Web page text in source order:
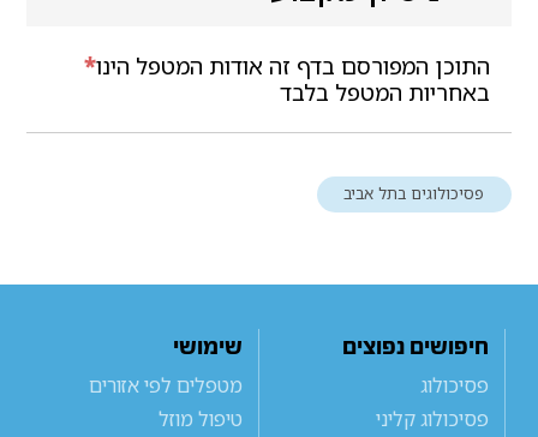
*התוכן המפורסם בדף זה אודות המטפל הינו
באחריות המטפל בלבד
פסיכולוגים בתל אביב
חיפושים נפוצים
פסיכולוג
פסיכולוג קליני
שימושי
מטפלים לפי אזורים
טיפול מוזל